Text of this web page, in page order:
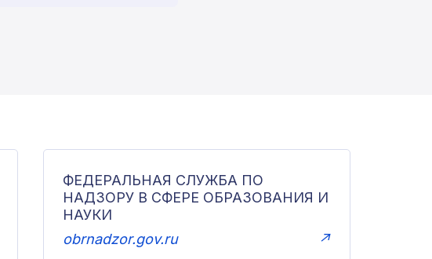
ФЕДЕРАЛЬНАЯ СЛУЖБА ПО
НАДЗОРУ В СФЕРЕ ОБРАЗОВАНИЯ И
НАУКИ
obrnadzor.gov.ru
↗